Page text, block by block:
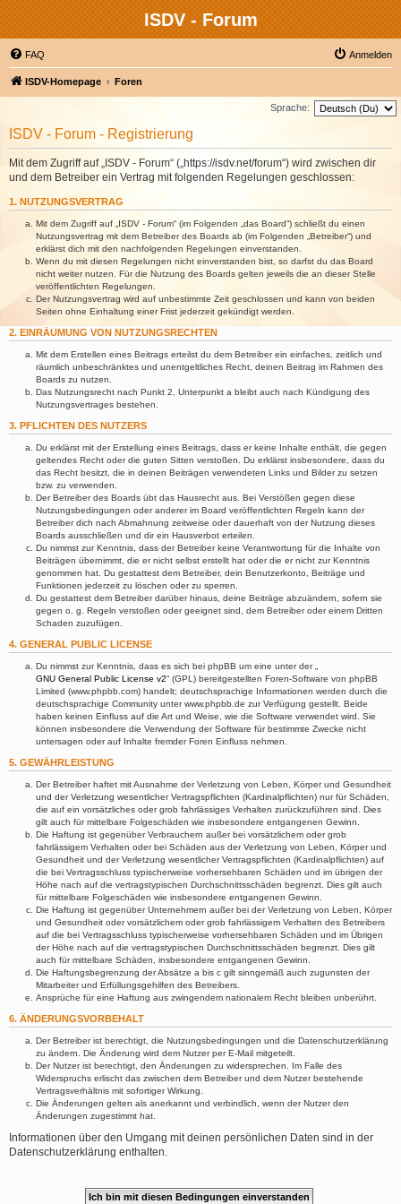
ISDV - Forum
FAQ Anmelden
ISDV-Homepage Foren
Sprache:
ISDV - Forum - Registrierung
Mit dem Zugriff auf „ISDV - Forum“ („https://isdv.net/forum“) wird zwischen dir
und dem Betreiber ein Vertrag mit folgenden Regelungen geschlossen:
1. NUTZUNGSVERTRAG
Mit dem Zugriff auf „ISDV - Forum“ (im Folgenden „das Board“) schließt du einen
Nutzungsvertrag mit dem Betreiber des Boards ab (im Folgenden „Betreiber“) und
erklärst dich mit den nachfolgenden Regelungen einverstanden.
Wenn du mit diesen Regelungen nicht einverstanden bist, so darfst du das Board
nicht weiter nutzen. Für die Nutzung des Boards gelten jeweils die an dieser Stelle
veröffentlichten Regelungen.
Der Nutzungsvertrag wird auf unbestimmte Zeit geschlossen und kann von beiden
Seiten ohne Einhaltung einer Frist jederzeit gekündigt werden.
2. EINRÄUMUNG VON NUTZUNGSRECHTEN
Mit dem Erstellen eines Beitrags erteilst du dem Betreiber ein einfaches, zeitlich und
räumlich unbeschränktes und unentgeltliches Recht, deinen Beitrag im Rahmen des
Boards zu nutzen.
Das Nutzungsrecht nach Punkt 2, Unterpunkt a bleibt auch nach Kündigung des
Nutzungsvertrages bestehen.
3. PFLICHTEN DES NUTZERS
Du erklärst mit der Erstellung eines Beitrags, dass er keine Inhalte enthält, die gegen
geltendes Recht oder die guten Sitten verstoßen. Du erklärst insbesondere, dass du
das Recht besitzt, die in deinen Beiträgen verwendeten Links und Bilder zu setzen
bzw. zu verwenden.
Der Betreiber des Boards übt das Hausrecht aus. Bei Verstößen gegen diese
Nutzungsbedingungen oder anderer im Board veröffentlichten Regeln kann der
Betreiber dich nach Abmahnung zeitweise oder dauerhaft von der Nutzung dieses
Boards ausschließen und dir ein Hausverbot erteilen.
Du nimmst zur Kenntnis, dass der Betreiber keine Verantwortung für die Inhalte von
Beiträgen übernimmt, die er nicht selbst erstellt hat oder die er nicht zur Kenntnis
genommen hat. Du gestattest dem Betreiber, dein Benutzerkonto, Beiträge und
Funktionen jederzeit zu löschen oder zu sperren.
Du gestattest dem Betreiber darüber hinaus, deine Beiträge abzuändern, sofern sie
gegen o. g. Regeln verstoßen oder geeignet sind, dem Betreiber oder einem Dritten
Schaden zuzufügen.
4. GENERAL PUBLIC LICENSE
Du nimmst zur Kenntnis, dass es sich bei phpBB um eine unter der „
GNU General Public License v2“ (GPL) bereitgestellten Foren-Software von phpBB
Limited (www.phpbb.com) handelt; deutschsprachige Informationen werden durch die
deutschsprachige Community unter www.phpbb.de zur Verfügung gestellt. Beide
haben keinen Einfluss auf die Art und Weise, wie die Software verwendet wird. Sie
können insbesondere die Verwendung der Software für bestimmte Zwecke nicht
untersagen oder auf Inhalte fremder Foren Einfluss nehmen.
5. GEWÄHRLEISTUNG
Der Betreiber haftet mit Ausnahme der Verletzung von Leben, Körper und Gesundheit
und der Verletzung wesentlicher Vertragspflichten (Kardinalpflichten) nur für Schäden,
die auf ein vorsätzliches oder grob fahrlässiges Verhalten zurückzuführen sind. Dies
gilt auch für mittelbare Folgeschäden wie insbesondere entgangenen Gewinn.
Die Haftung ist gegenüber Verbrauchern außer bei vorsätzlichem oder grob
fahrlässigem Verhalten oder bei Schäden aus der Verletzung von Leben, Körper und
Gesundheit und der Verletzung wesentlicher Vertragspflichten (Kardinalpflichten) auf
die bei Vertragsschluss typischerweise vorhersehbaren Schäden und im übrigen der
Höhe nach auf die vertragstypischen Durchschnittsschäden begrenzt. Dies gilt auch
für mittelbare Folgeschäden wie insbesondere entgangenen Gewinn.
Die Haftung ist gegenüber Unternehmern außer bei der Verletzung von Leben, Körper
und Gesundheit oder vorsätzlichem oder grob fahrlässigem Verhalten des Betreibers
auf die bei Vertragsschluss typischerweise vorhersehbaren Schäden und im Übrigen
der Höhe nach auf die vertragstypischen Durchschnittsschäden begrenzt. Dies gilt
auch für mittelbare Schäden, insbesondere entgangenen Gewinn.
Die Haftungsbegrenzung der Absätze a bis c gilt sinngemäß auch zugunsten der
Mitarbeiter und Erfüllungsgehilfen des Betreibers.
Ansprüche für eine Haftung aus zwingendem nationalem Recht bleiben unberührt.
6. ÄNDERUNGSVORBEHALT
Der Betreiber ist berechtigt, die Nutzungsbedingungen und die Datenschutzerklärung
zu ändern. Die Änderung wird dem Nutzer per E-Mail mitgeteilt.
Der Nutzer ist berechtigt, den Änderungen zu widersprechen. Im Falle des
Widerspruchs erlischt das zwischen dem Betreiber und dem Nutzer bestehende
Vertragsverhältnis mit sofortiger Wirkung.
Die Änderungen gelten als anerkannt und verbindlich, wenn der Nutzer den
Änderungen zugestimmt hat.
Informationen über den Umgang mit deinen persönlichen Daten sind in der
Datenschutzerklärung enthalten.